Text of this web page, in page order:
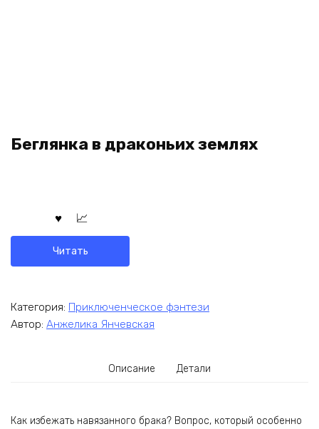
Беглянка в драконьих землях
Читать
Категория: Приключенческое фэнтези
Автор: Анжелика Янчевская
Описание Детали
Как избежать навязанного брака? Вопрос, который особенно